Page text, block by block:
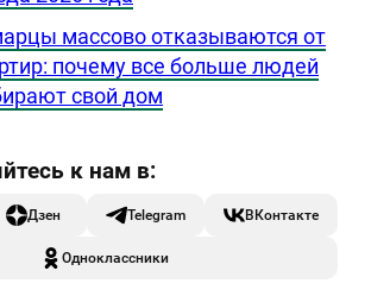
массово отказываются от
почему все больше людей
свой дом
Дзен Telegram ВКонтакте
Одноклассники